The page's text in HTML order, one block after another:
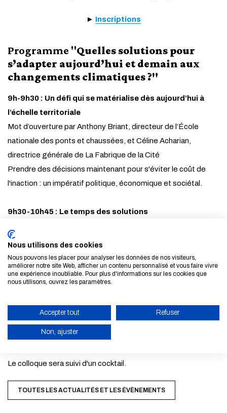
► Inscriptions
Programme "Quelles solutions pour
s’adapter aujourd’hui et demain aux
changements climatiques ?"
9h-9h30 : Un défi qui se matérialise dès aujourd’hui à
l’échelle territoriale
Mot d’ouverture par Anthony Briant, directeur de l’École
nationale des ponts et chaussées, et Céline Acharian,
directrice générale de La Fabrique de la Cité
Prendre des décisions maintenant pour s'éviter le coût de
l'inaction : un impératif politique, économique et sociétal.
9h30-10h45 : Le temps des solutions
défis majeurs, développent un large éventail de solutions à
travers les territoires
11h-12h30 : Un cadre public pour faire évoluer
De l'échelle territoriale à l'échelle nationale et européenne,
c'est une gouvernance nouvelle qu'il faut mettre en place
pour mobiliser toutes les énergies
Le colloque sera suivi d'un cocktail.
TOUTES LES ACTUALITÉS ET LES ÉVÈNEMENTS
Nous utilisons des cookies
Nous pouvons les placer pour analyser les données de nos visiteurs,
améliorer notre site Web, afficher un contenu personnalisé et vous faire vivre
une expérience inoubliable. Pour plus d'informations sur les cookies que
nous utilisons, ouvrez les paramètres.
Accepter tout Refuser
Non, ajuster